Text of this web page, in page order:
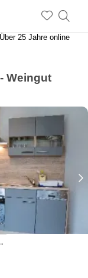
Pfalz
25 Jahre online
Weingut
Knodt-Trossen